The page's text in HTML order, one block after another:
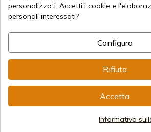
Informazione
info@aceros-de-hispania.com
(+34)978 877 088
(+34)676 850 364
personalizzati. Accetti i cookie e
personali interessati?
Configura
Rifiuta
Accetta
Informativa